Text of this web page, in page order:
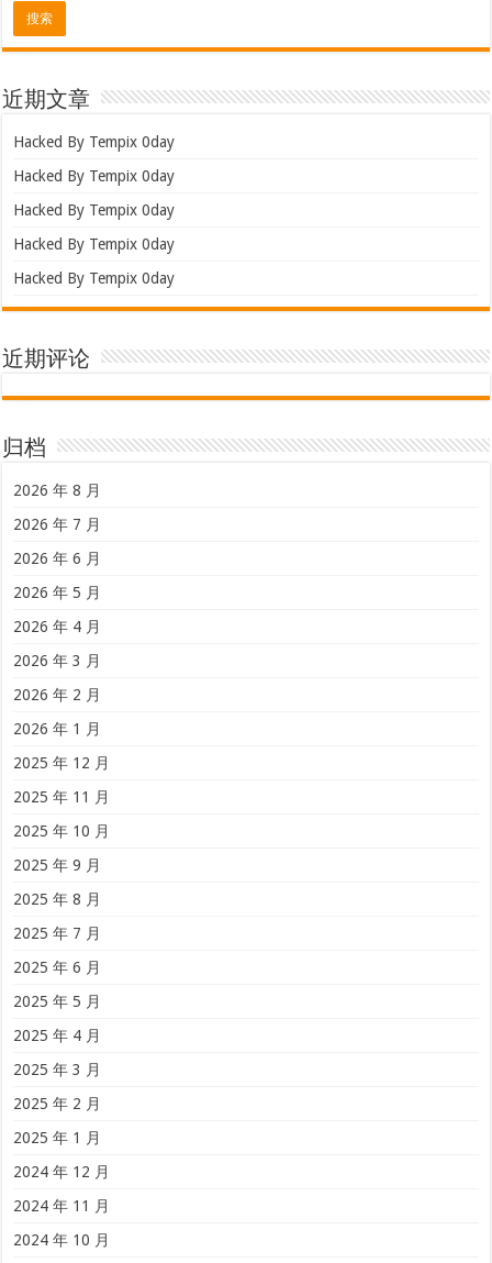
近期文章
Hacked By Tempix 0day
Hacked By Tempix 0day
Hacked By Tempix 0day
Hacked By Tempix 0day
Hacked By Tempix 0day
近期评论
归档
2026 年 8 月
2026 年 7 月
2026 年 6 月
2026 年 5 月
2026 年 4 月
2026 年 3 月
2026 年 2 月
2026 年 1 月
2025 年 12 月
2025 年 11 月
2025 年 10 月
2025 年 9 月
2025 年 8 月
2025 年 7 月
2025 年 6 月
2025 年 5 月
2025 年 4 月
2025 年 3 月
2025 年 2 月
2025 年 1 月
2024 年 12 月
2024 年 11 月
2024 年 10 月